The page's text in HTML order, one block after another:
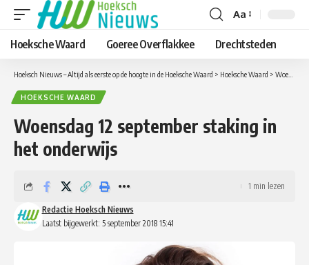
Lettergrootte
aanpassen
Aa
Hoeksche Waard Goeree Overflakkee Drechtsteden
Hoeksch Nieuws – Altijd als eerste op de hoogte in de Hoeksche Waard > Hoeksche Waard > Woensdag 12 september staking in het onderwijs
HOEKSCHE WAARD
Woensdag 12 september staking in
het onderwijs
Laatst bijgewerkt: 5 september 2018 15:41
Redactie Hoeksch Nieuws
1 min lezen